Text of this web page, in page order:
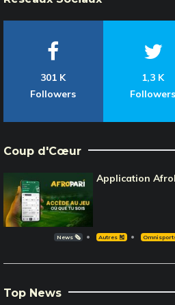
301 K
Followers
1,3 K
Followers
Coup d'Cœur
Application
News 🗞️ Autres 🎽
Top News